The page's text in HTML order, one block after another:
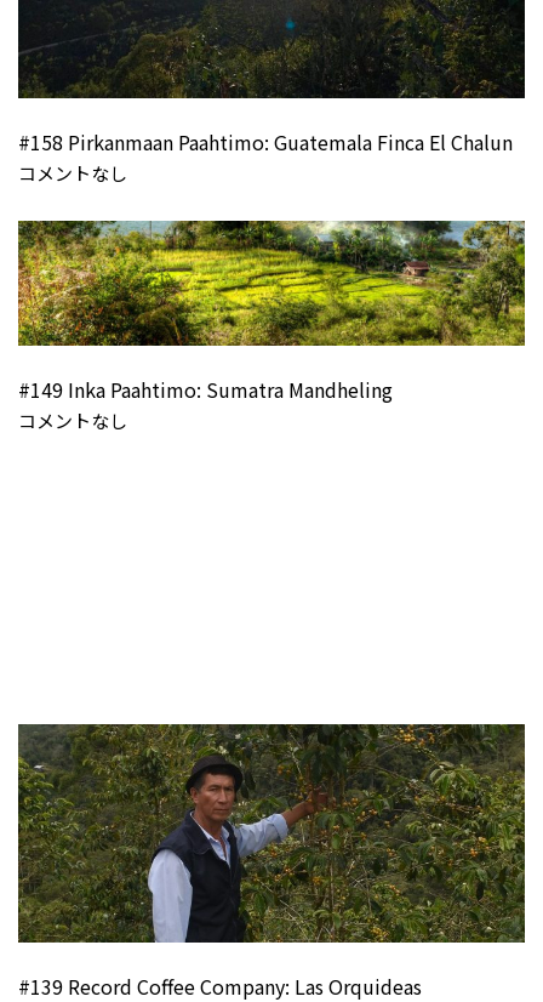
#158 Pirkanmaan Paahtimo: Guatemala Finca El Chalun
コメントなし
#149 Inka Paahtimo: Sumatra Mandheling
コメントなし
#139 Record Coffee Company: Las Orquideas